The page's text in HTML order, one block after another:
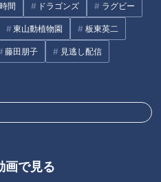
間 ドラゴンズ ラグビー
東山動植物園 板東英二
藤田朋子 見逃し配信
画で見る
超一流シェフのガチ審査！人気
企画スイーツジャッジ！【花咲
かタイムズ】
紺野ぶるまが厳選！チェーン店